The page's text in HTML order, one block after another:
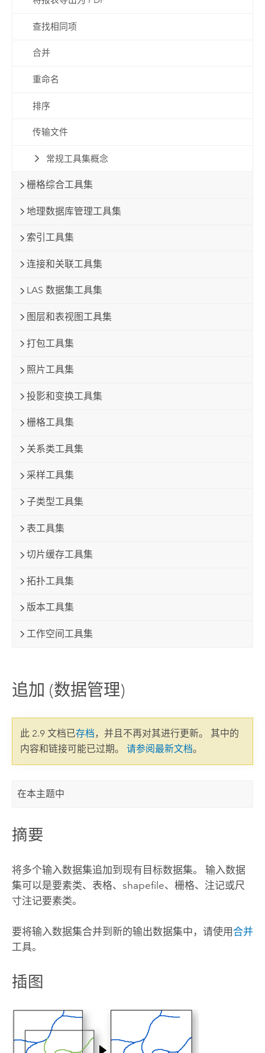
查找相同项
合并
重命名
排序
传输文件
常规工具集概念
栅格综合工具集
地理数据库管理工具集
索引工具集
连接和关联工具集
LAS 数据集工具集
图层和表视图工具集
打包工具集
照片工具集
投影和变换工具集
栅格工具集
关系类工具集
采样工具集
子类型工具集
表工具集
切片缓存工具集
拓扑工具集
版本工具集
工作空间工具集
追加 (数据管理)
此 2.9 文档已存档，并且不再对其进行更新。 其中的
内容和链接可能已过期。 请参阅最新文档。
在本主题中
摘要
将多个输入数据集追加到现有目标数据集。 输入数据
集可以是要素类、表格、shapefile、栅格、注记或尺
寸注记要素类。
要将输入数据集合并到新的输出数据集中，请使用合并
工具。
插图